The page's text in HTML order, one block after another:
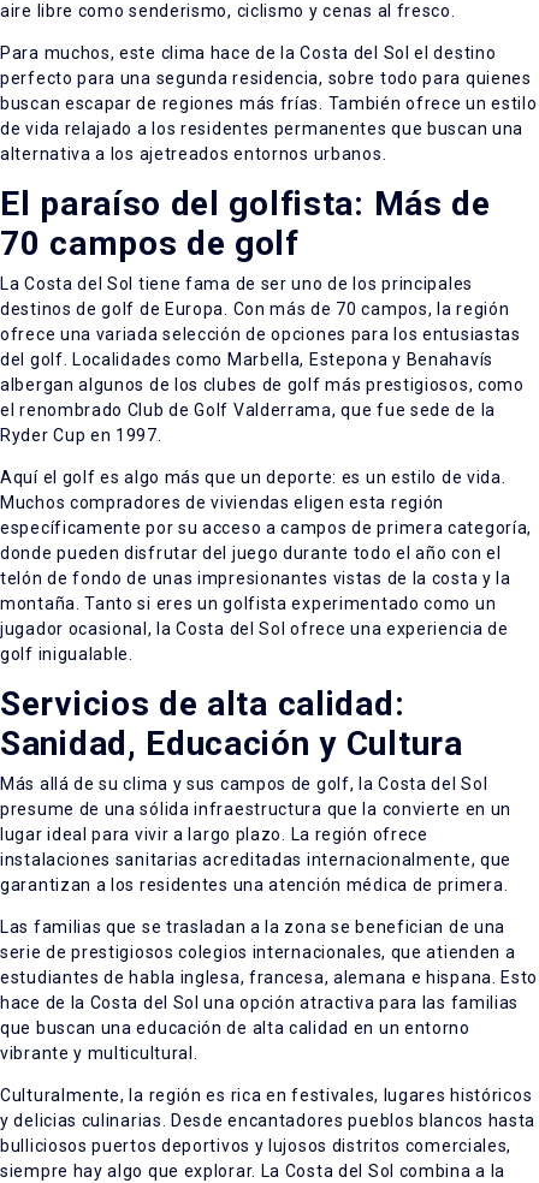
aire libre como senderismo, ciclismo y cenas al fresco.
Para muchos, este clima hace de la Costa del Sol el destino
perfecto para una segunda residencia, sobre todo para quienes
buscan escapar de regiones más frías. También ofrece un estilo
de vida relajado a los residentes permanentes que buscan una
alternativa a los ajetreados entornos urbanos.
El paraíso del golfista: Más de
70 campos de golf
La Costa del Sol tiene fama de ser uno de los principales
destinos de golf de Europa. Con más de 70 campos, la región
ofrece una variada selección de opciones para los entusiastas
del golf. Localidades como Marbella, Estepona y Benahavís
albergan algunos de los clubes de golf más prestigiosos, como
el renombrado Club de Golf Valderrama, que fue sede de la
Ryder Cup en 1997.
Aquí el golf es algo más que un deporte: es un estilo de vida.
Muchos compradores de viviendas eligen esta región
específicamente por su acceso a campos de primera categoría,
donde pueden disfrutar del juego durante todo el año con el
telón de fondo de unas impresionantes vistas de la costa y la
montaña. Tanto si eres un golfista experimentado como un
jugador ocasional, la Costa del Sol ofrece una experiencia de
golf inigualable.
Servicios de alta calidad:
Sanidad, Educación y Cultura
Más allá de su clima y sus campos de golf, la Costa del Sol
presume de una sólida infraestructura que la convierte en un
lugar ideal para vivir a largo plazo. La región ofrece
instalaciones sanitarias acreditadas internacionalmente, que
garantizan a los residentes una atención médica de primera.
Las familias que se trasladan a la zona se benefician de una
serie de prestigiosos colegios internacionales, que atienden a
estudiantes de habla inglesa, francesa, alemana e hispana. Esto
hace de la Costa del Sol una opción atractiva para las familias
que buscan una educación de alta calidad en un entorno
vibrante y multicultural.
Culturalmente, la región es rica en festivales, lugares históricos
y delicias culinarias. Desde encantadores pueblos blancos hasta
bulliciosos puertos deportivos y lujosos distritos comerciales,
siempre hay algo que explorar. La Costa del Sol combina a la